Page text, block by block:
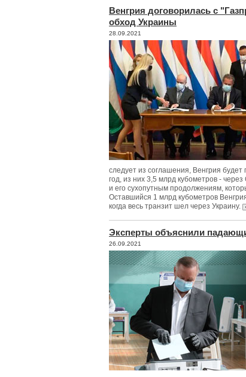
Венгрия договорилась с
обход Украины
28.09.2021
следует из соглашения, Венгрия будет
год, из них 3,5 млрд кубометров -
и его сухопутным продолжениям,
Оставшийся 1 млрд кубометров
когда весь транзит шел через Украину.
Эксперты объяснили
26.09.2021